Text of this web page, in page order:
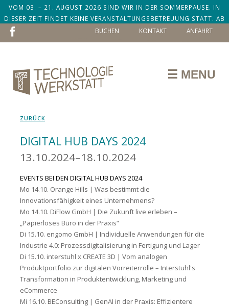
VOM 03. – 21. AUGUST 2026 SIND WIR IN DER SOMMERPAUSE. IN
DIESER ZEIT FINDET KEINE VERANSTALTUNGSBETREUUNG STATT. AB
DEM 24. AUGUST SIND WIR ZURÜCK!
NAVIGATION
ÜBERSPRINGEN
ANFAHRT
KONTAKT
BUCHEN
☰ MENU
DIGITAL HUB DAYS 2024
13.10.2024–18.10.2024
EVENTS BEI DEN DIGITAL HUB DAYS 2024
Mo 14.10. Orange Hills | Was bestimmt die
Innovationsfähigkeit eines Unternehmens?
Mo 14.10. DiFlow GmbH | Die Zukunft live erleben –
„Papierloses Büro in der Praxis“
Di 15.10. engomo GmbH | Individuelle Anwendungen für die
Industrie 4.0: Prozessdigitalisierung in Fertigung und Lager
Di 15.10. interstuhl x CREATE 3D | Vom analogen
Produktportfolio zur digitalen Vorreiterrolle – Interstuhl's
Transformation in Produktentwicklung, Marketing und
eCommerce
Mi 16.10. BEConsulting | GenAI in der Praxis: Effizientere
ZURÜCK